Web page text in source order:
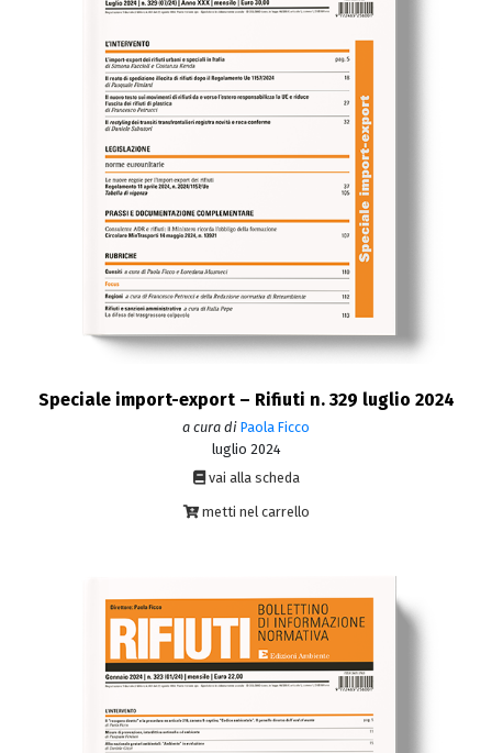
Speciale import-export – Rifiuti n. 329 luglio 2024
a cura di Paola Ficco
luglio 2024
vai alla scheda
metti nel carrello